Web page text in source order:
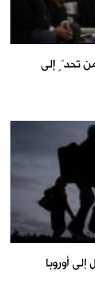
من تحدٍّ إلى